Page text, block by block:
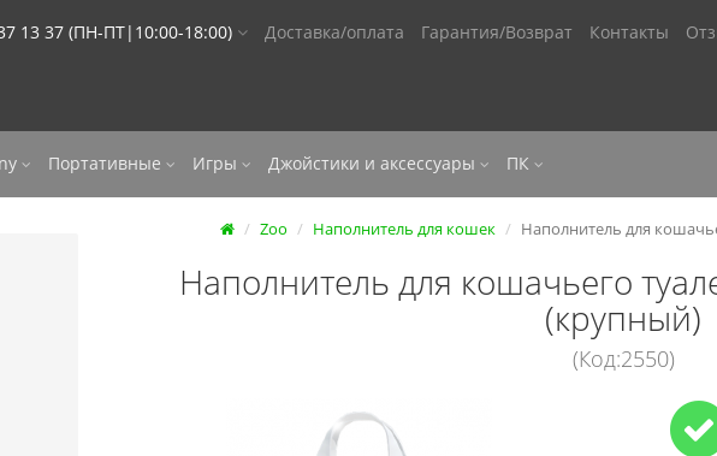
13 37 (ПН-ПТ|10:00-18:00) Доставка/оплата Гарантия/Возврат Контакты
Портативные Игры Джойстики и аксессуары ПК
Zoo Наполнитель для кошек Наполнитель для
Наполнитель для кошачьего
(крупный)
(Код:2550)